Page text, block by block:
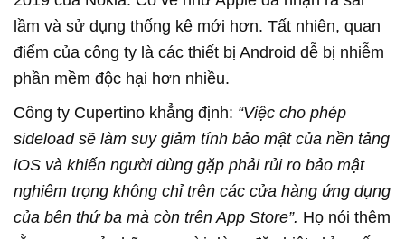
lầm và sử dụng thống kê mới hơn. Tất nhiên, quan
điểm của công ty là các thiết bị Android dễ bị nhiễm
phần mềm độc hại hơn nhiều.
Công ty Cupertino khẳng định: “Việc cho phép
sideload sẽ làm suy giảm tính bảo mật của nền tảng
iOS và khiến người dùng gặp phải rủi ro bảo mật
nghiêm trọng không chỉ trên các cửa hàng ứng dụng
của bên thứ ba mà còn trên App Store”. Họ nói thêm